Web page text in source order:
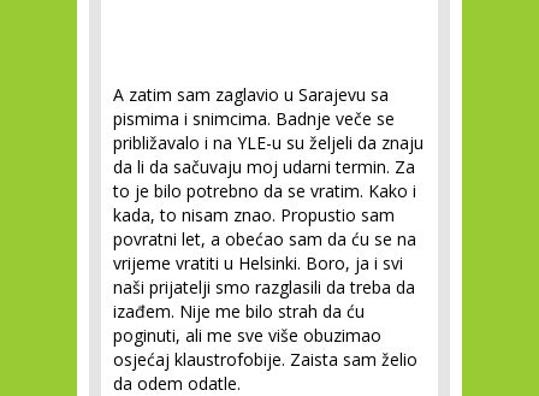
A zatim sam zaglavio u Sarajevu sa
pismima i snimcima. Badnje veče se
približavalo i na YLE-u su željeli da znaju
da li da sačuvaju moj udarni termin. Za
to je bilo potrebno da se vratim. Kako i
kada, to nisam znao. Propustio sam
povratni let, a obećao sam da ću se na
vrijeme vratiti u Helsinki. Boro, ja i svi
naši prijatelji smo razglasili da treba da
izađem. Nije me bilo strah da ću
poginuti, ali me sve više obuzimao
osjećaj klaustrofobije. Zaista sam želio
da odem odatle.